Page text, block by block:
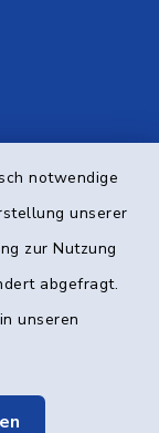
notwendige
unserer
zur Nutzung
abgefragt.
unseren